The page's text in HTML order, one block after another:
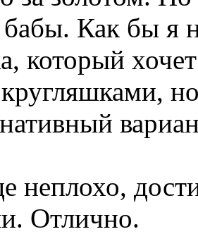
Как бы я
который
но
неплохо,
Отлично.